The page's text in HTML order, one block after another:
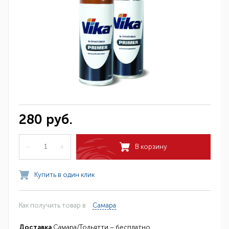
280 руб.
– + В корзину
Купить в один клик
Как получить товар в Самара
Доставка Самара/Тольятти – бесплатно